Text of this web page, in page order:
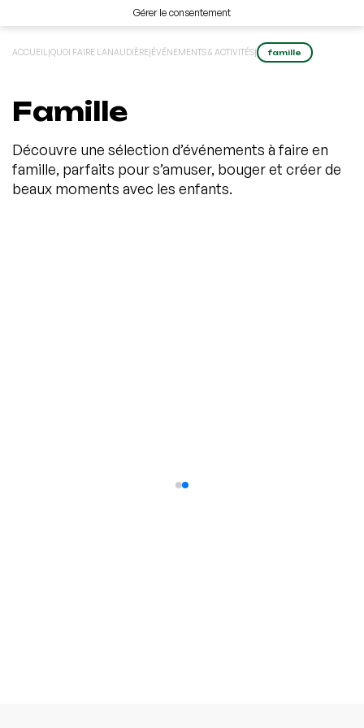
Gérer le consentement
ACCUEIL |QUOI FAIRE LANAUDIÈRE|ÉVÉNEMENTS & ACTIVITÉS| famille
Famille
Découvre une sélection d’événements à faire en
famille, parfaits pour s’amuser, bouger et créer de
beaux moments avec les enfants.